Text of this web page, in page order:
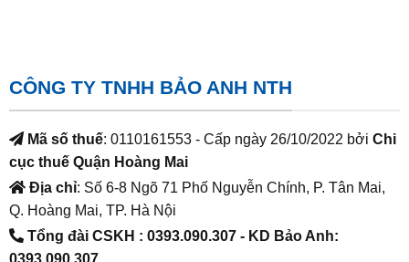
CÔNG TY TNHH BẢO ANH NTH
Mã số thuế: 0110161553 - Cấp ngày 26/10/2022 bởi Chi
cục thuế Quận Hoàng Mai
Địa chỉ: Số 6-8 Ngõ 71 Phố Nguyễn Chính, P. Tân Mai,
Q. Hoàng Mai, TP. Hà Nội
Tổng đài CSKH : 0393.090.307- KD Bảo Anh:
0393.090.307